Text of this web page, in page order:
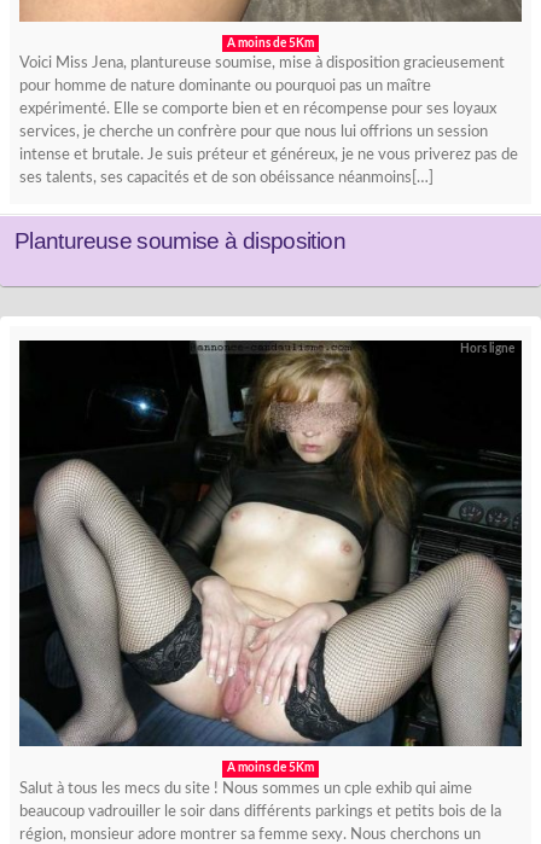
A moins de 5Km
Voici Miss Jena, plantureuse soumise, mise à disposition gracieusement
pour homme de nature dominante ou pourquoi pas un maître
expérimenté. Elle se comporte bien et en récompense pour ses loyaux
services, je cherche un confrère pour que nous lui offrions un session
intense et brutale. Je suis préteur et généreux, je ne vous priverez pas de
ses talents, ses capacités et de son obéissance néanmoins[…]
Plantureuse soumise à disposition
Hors ligne
A moins de 5Km
Salut à tous les mecs du site ! Nous sommes un cple exhib qui aime
beaucoup vadrouiller le soir dans différents parkings et petits bois de la
région, monsieur adore montrer sa femme sexy. Nous cherchons un